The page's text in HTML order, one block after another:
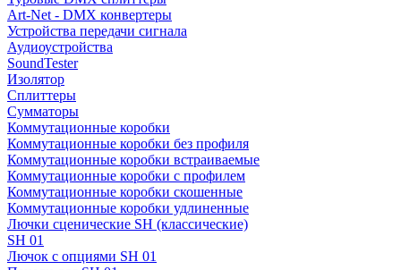
Art-Net - DMX конвертеры
Устройства передачи сигнала
Аудиоустройства
SoundTester
Изолятор
Сплиттеры
Сумматоры
Коммутационные коробки
Коммутационные коробки без профиля
Коммутационные коробки встраиваемые
Коммутационные коробки с профилем
Коммутационные коробки скошенные
Коммутационные коробки удлиненные
Лючки сценические SH (классические)
SH 01
Лючок с опциями SH 01